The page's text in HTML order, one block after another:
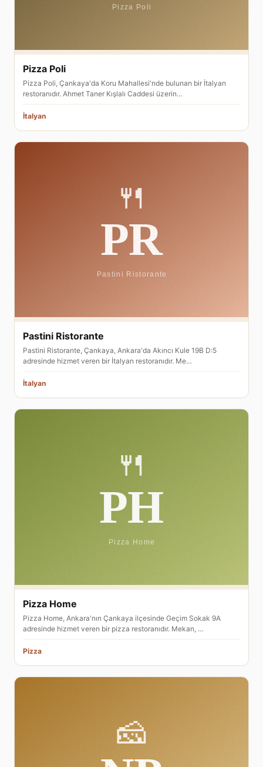
Pizza Poli
Pizza Poli, Çankaya'da Koru Mahallesi'nde bulunan bir İtalyan
restoranıdır. Ahmet Taner Kışlalı Caddesi üzerin…
İtalyan
Pastini Ristorante
Pastini Ristorante, Çankaya, Ankara'da Akıncı Kule 19B D:5
adresinde hizmet veren bir İtalyan restoranıdır. Me…
İtalyan
Pizza Home
Pizza Home, Ankara'nın Çankaya ilçesinde Geçim Sokak 9A
adresinde hizmet veren bir pizza restoranıdır. Mekan, …
Pizza